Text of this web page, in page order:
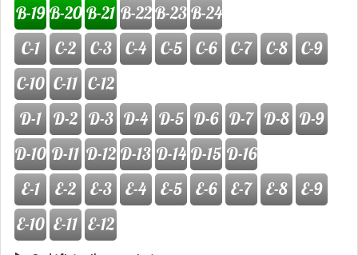
B-19 B-20 B-21 B-22B-23B-24
C-1
C-2 C-3 C-4 C-5 C-6 C-7 C-8
C-9
C-10 C-11 C-12
D-1 D-2 D-3 D-4 D-5 D-6 D-7 D-8 D-9
D-10 D-11 D-12 D-13 D-14 D-15 D-16
E-1
E-2 E-3 E-4 E-5 E-6 E-7 E-8
E-9
E-10 E-11 E-12